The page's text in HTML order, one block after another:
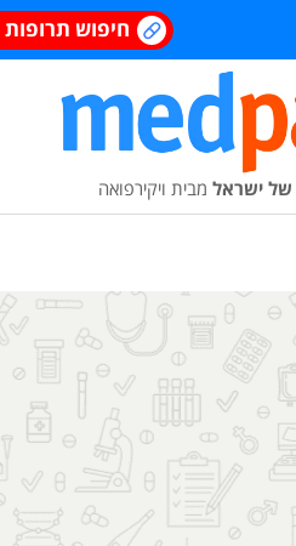
חיפוש תרופות
ישראל מבית ויקירפואה